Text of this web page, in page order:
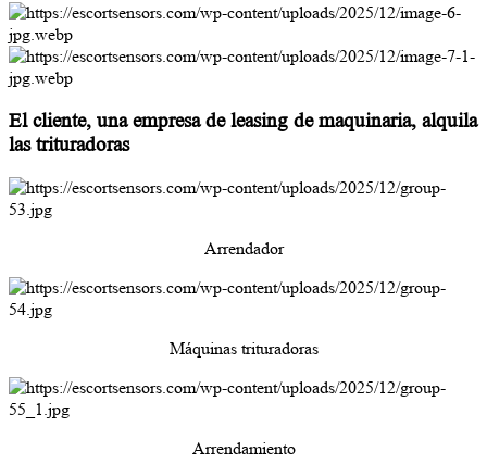
El cliente, una empresa de leasing de maquinaria, alquila
las trituradoras
Arrendador
Máquinas trituradoras
Arrendamiento